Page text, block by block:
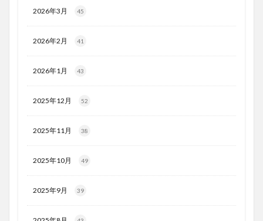
2026年3月 45
2026年2月 41
2026年1月 43
2025年12月 52
2025年11月 38
2025年10月 49
2025年9月 39